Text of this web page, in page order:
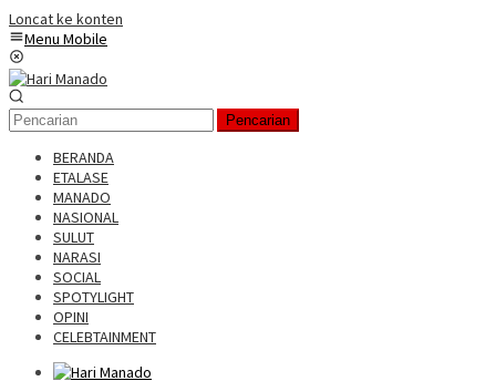
Loncat ke konten
Menu Mobile
Pencarian
BERANDA
ETALASE
MANADO
NASIONAL
SULUT
NARASI
SOCIAL
SPOTYLIGHT
OPINI
CELEBTAINMENT